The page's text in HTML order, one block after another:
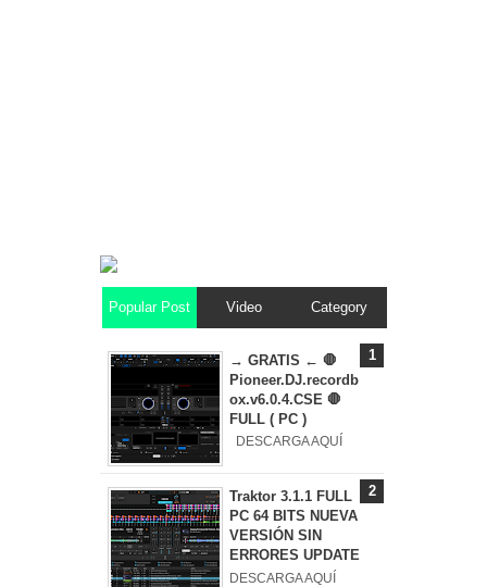
Popular Post Video Category
→ GRATIS ← 🛑
Pioneer.DJ.recordb
ox.v6.0.4.CSE 🛑
FULL ( PC )
DESCARGA AQUÍ
Traktor 3.1.1 FULL
PC 64 BITS NUEVA
VERSIÓN SIN
ERRORES UPDATE
DESCARGA AQUÍ